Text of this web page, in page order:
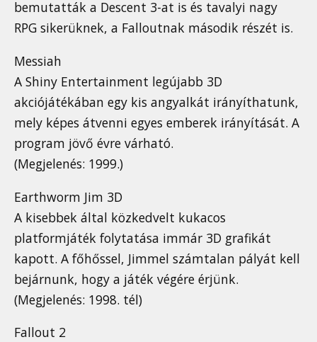
bemutatták a Descent 3-at is és tavalyi nagy
RPG sikerüknek, a Falloutnak második részét is.
Messiah
A Shiny Entertainment legújabb 3D
akciójátékában egy kis angyalkát irányíthatunk,
mely képes átvenni egyes emberek irányítását. A
program jövő évre várható.
(Megjelenés: 1999.)
Earthworm Jim 3D
A kisebbek által közkedvelt kukacos
platformjáték folytatása immár 3D grafikát
kapott. A főhőssel, Jimmel számtalan pályát kell
bejárnunk, hogy a játék végére érjünk.
(Megjelenés: 1998. tél)
Fallout 2